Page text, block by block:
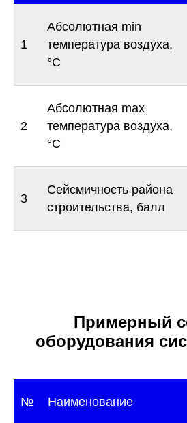
1
Абсолютная min
температура воздуха,
°С
2
Абсолютная max
температура воздуха,
°С
3
Сейсмичность района
строительства, балл
Примерный
оборудования
№ Наименование